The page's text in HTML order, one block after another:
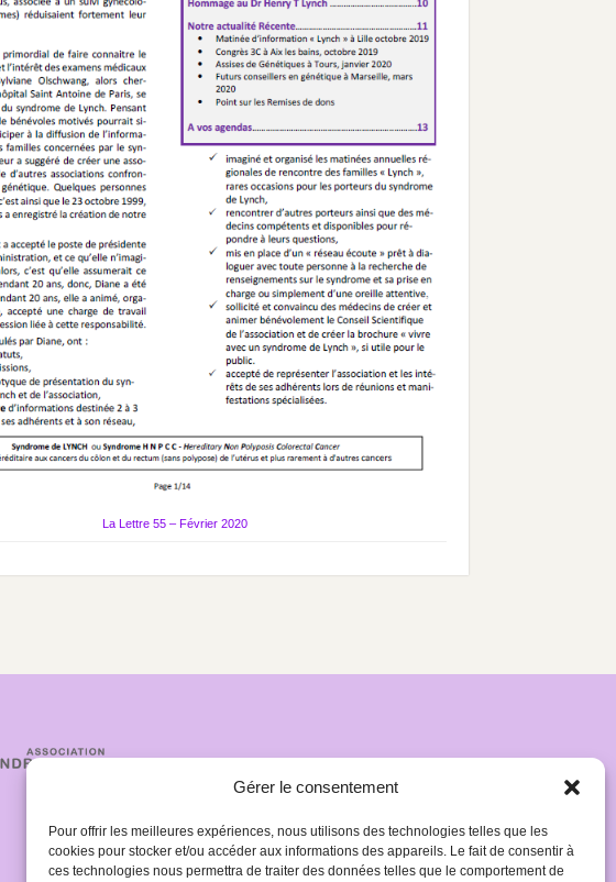
Gérer le consentement
Pour offrir les meilleures expériences, nous utilisons des technologies telles que les
cookies pour stocker et/ou accéder aux informations des appareils. Le fait de consentir à
ces technologies nous permettra de traiter des données telles que le comportement de
La Lettre 55 – Février 2020